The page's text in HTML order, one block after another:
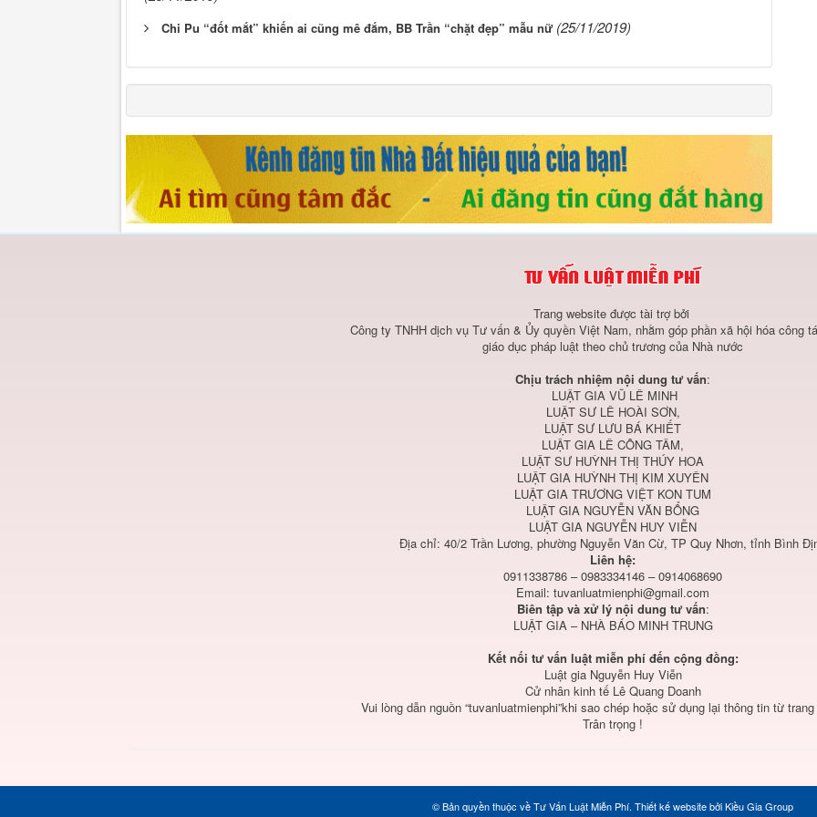
Chi Pu “đốt mắt” khiến ai cũng mê đắm, BB Trần “chặt đẹp” mẫu nữ (25/11/2019)
Trang website được tài trợ bởi
Công ty TNHH dịch vụ Tư vấn & Ủy quyền Việt Nam, nhằm góp phần xã hội hóa công
giáo dục pháp luật theo chủ trương của Nhà nước
Chịu trách nhiệm nội dung tư vấn:
LUẬT GIA VŨ LÊ MINH
LUẬT SƯ LÊ HOÀI SƠN,
LUẬT SƯ LƯU BÁ KHIẾT
LUẬT GIA LÊ CÔNG TÂM,
LUẬT SƯ HUỲNH THỊ THÚY HOA
LUẬT GIA HUỲNH THỊ KIM XUYÊN
LUẬT GIA TRƯƠNG VIỆT KON TUM
LUẬT GIA NGUYỄN VĂN BỔNG
LUẬT GIA NGUYỄN HUY VIỄN
Địa chỉ: 40/2 Trần Lương, phường Nguyễn Văn Cừ, TP Quy Nhơn, tỉnh Bình
Liên hệ:
0911338786 – 0983334146 – 0914068690
Email: tuvanluatmienphi@gmail.com
Biên tập và xử lý nội dung tư vấn:
LUẬT GIA – NHÀ BÁO MINH TRUNG
Kết nối tư vấn luật miễn phí đến cộng đồng:
Luật gia Nguyễn Huy Viễn
Cử nhân kinh tế Lê Quang Doanh
Vui lòng dẫn nguồn “tuvanluatmienphi”khi sao chép hoặc sử dụng lại thông tin từ
Trân trọng !
© Bản quyền thuộc vềTư Vấn Luật Miễn Phí. Thiết kế websitebởiKiều Gia Group